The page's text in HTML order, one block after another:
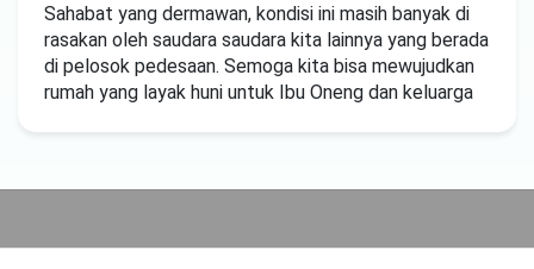
Sahabat yang dermawan, kondisi ini masih banyak di
rasakan oleh saudara saudara kita lainnya yang berada
di pelosok pedesaan. Semoga kita bisa mewujudkan
rumah yang layak huni untuk Ibu Oneng dan keluarga